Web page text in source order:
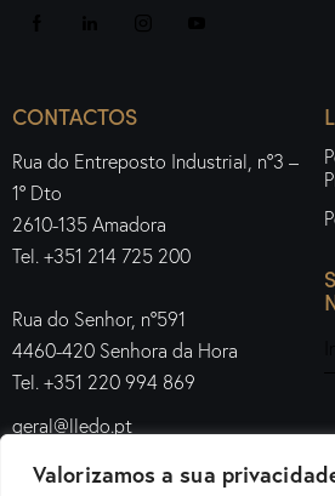
Valorizamos a sua
CONTACTOS
Rua do Entreposto Industrial, nº3 –
1º Dto
2610-135 Amadora
Tel. +351 214 725 200
Rua do Senhor, nº591
4460-420 Senhora da Hora
Tel. +351 220 994 869
geral@lledo.pt